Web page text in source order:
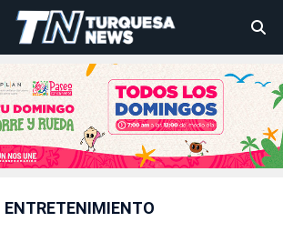
ENTRETENIMIENTO